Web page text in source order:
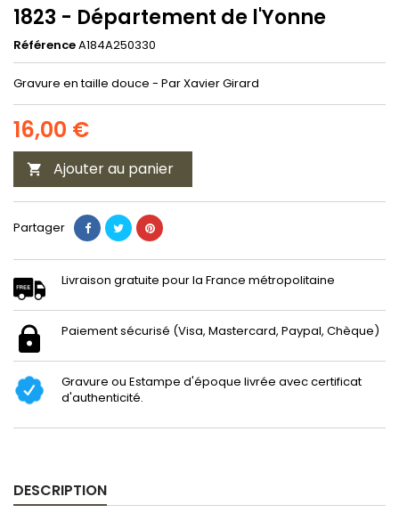
1823 - Département de l'Yonne
RéférenceA184A250330
Gravure en taille douce - Par Xavier Girard
16,00 €
 Ajouter au panier
Partager
Livraison gratuite pour la France métropolitaine
Paiement sécurisé (Visa, Mastercard, Paypal, Chèque)
Gravure ou Estampe d'époque livrée avec certificat
d'authenticité.
DESCRIPTION